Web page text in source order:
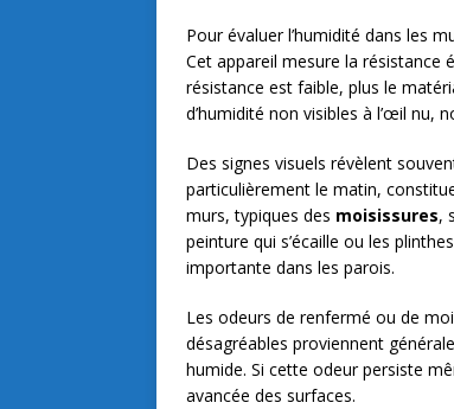
Pour évaluer l’humidité dans les
Cet appareil mesure la résistance
résistance est faible, plus le
d’humidité non visibles à l’œil nu,
Des signes visuels révèlent
particulièrement le matin,
murs, typiques des moisissures,
peinture qui s’écaille ou les
importante dans les parois.
Les odeurs de renfermé ou de
désagréables proviennent
humide. Si cette odeur persiste
avancée des surfaces.